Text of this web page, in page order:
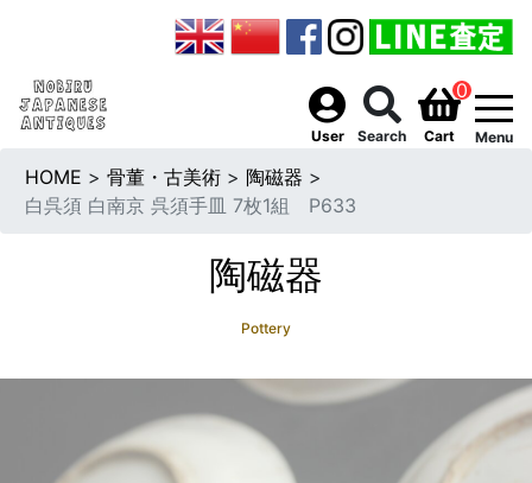
User Search
0
Cart Menu
HOME > 骨董・古美術 > 陶磁器 >
白呉須 白南京 呉須手皿 7枚1組 P633
陶磁器
Pottery